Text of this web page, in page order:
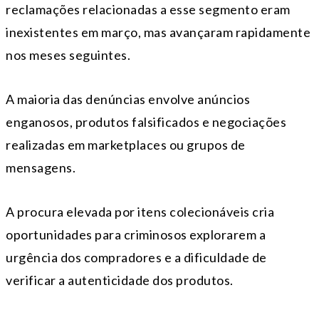
reclamações relacionadas a esse segmento eram
inexistentes em março, mas avançaram rapidamente
nos meses seguintes.
A maioria das denúncias envolve anúncios
enganosos, produtos falsificados e negociações
realizadas em marketplaces ou grupos de
mensagens.
A procura elevada por itens colecionáveis cria
oportunidades para criminosos explorarem a
urgência dos compradores e a dificuldade de
verificar a autenticidade dos produtos.